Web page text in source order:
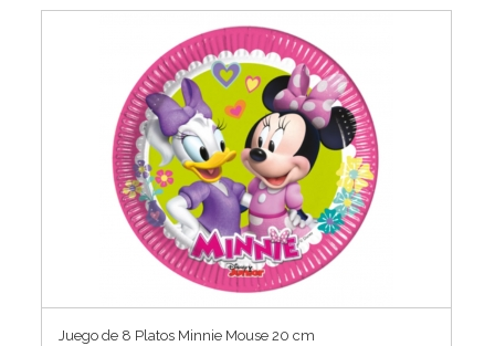
Juego de 8 Platos Minnie Mouse 20 cm